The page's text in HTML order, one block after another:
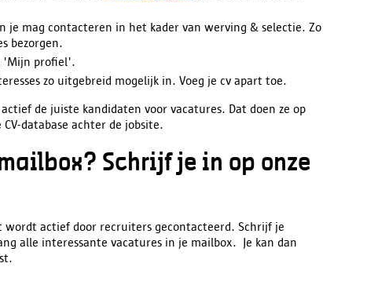
je mag contacteren in het kader van werving & selectie. Zo
bezorgen.
'Mijn profiel'.
zo uitgebreid mogelijk in. Voeg je cv apart toe.
de juiste kandidaten voor vacatures. Dat doen ze op
database achter de jobsite.
Schrijf je in op onze
wordt actief door recruiters gecontacteerd. Schrijf je
alle interessante vacatures in je mailbox. Je kan dan